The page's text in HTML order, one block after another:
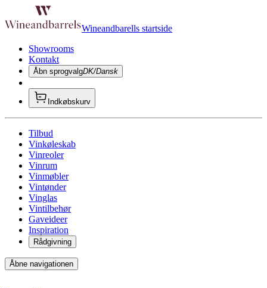
Wineandbarells startside
Showrooms
Kontakt
Åbn sprogvalgDK/Dansk
Indkøbskurv
Tilbud
Vinkøleskab
Vinreoler
Vinrum
Vinmøbler
Vintønder
Vinglas
Vintilbehør
Gaveideer
Inspiration
Rådgivning
Åbne navigationen